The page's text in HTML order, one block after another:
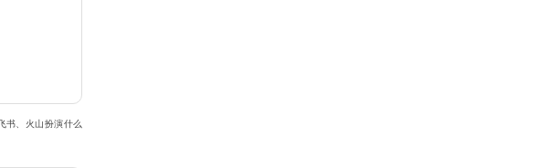
书、火山扮演什么